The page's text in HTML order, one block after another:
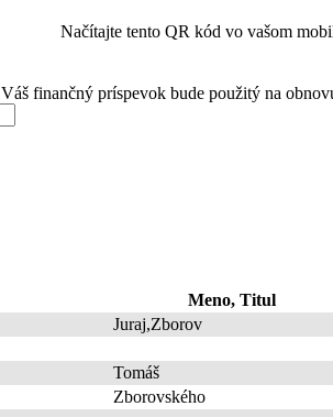
Načítajte tento QR kód vo vašom
Váš finančný príspevok bude použitý na
Meno, Titul
Juraj,Zborov
Tomáš
Zborovského